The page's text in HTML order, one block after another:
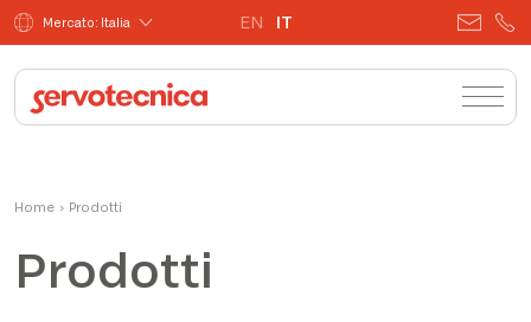
Mercato: Italia EN IT
Home › Prodotti
Prodotti